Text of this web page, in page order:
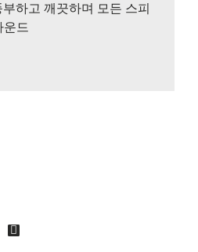
하고 깨끗하며 모든 스피
운드